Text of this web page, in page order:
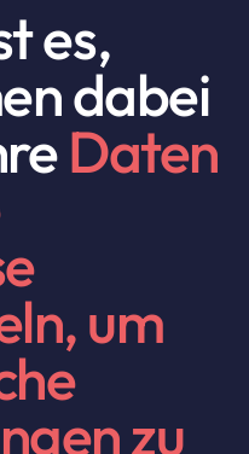
es,
dabei
Daten
um
zu